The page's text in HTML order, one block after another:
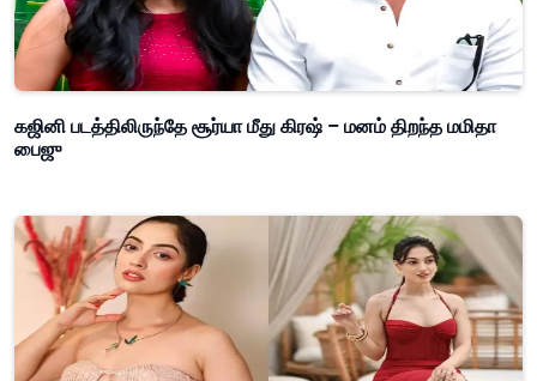
கஜினி படத்திலிருந்தே சூர்யா மீது கிரஷ் – மனம் திறந்த மமிதா
பைஜு